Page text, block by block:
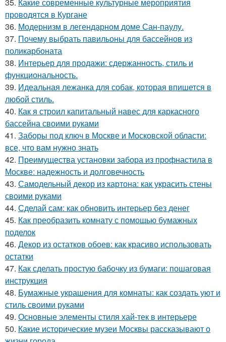
проводятся в Кургане
36. Модернизм в легендарном доме Сан-паулу.
37. Почему выбрать павильоны для бассейнов из
поликарбоната
38. Интерьер для продажи: сдержанность, стиль и
функциональность.
39. Идеальная лежанка для собак, которая впишется в
любой стиль.
40. Как я строил капитальный навес для каркасного
бассейна своими руками
41. Заборы под ключ в Москве и Московской области:
все, что вам нужно знать
42. Преимущества установки забора из профнастила в
Москве: надежность и долговечность
43. Самодельный декор из картона: как украсить стены
своими руками
44. Сделай сам: как обновить интерьер без денег
45. Как преобразить комнату с помощью бумажных
поделок
46. Декор из остатков обоев: как красиво использовать
остатки
47. Как сделать простую бабочку из бумаги: пошаговая
инструкция
48. Бумажные украшения для комнаты: как создать уют и
стиль своими руками
49. Основные элементы стиля хай-тек в интерьере
50. Какие исторические музеи Москвы рассказывают о